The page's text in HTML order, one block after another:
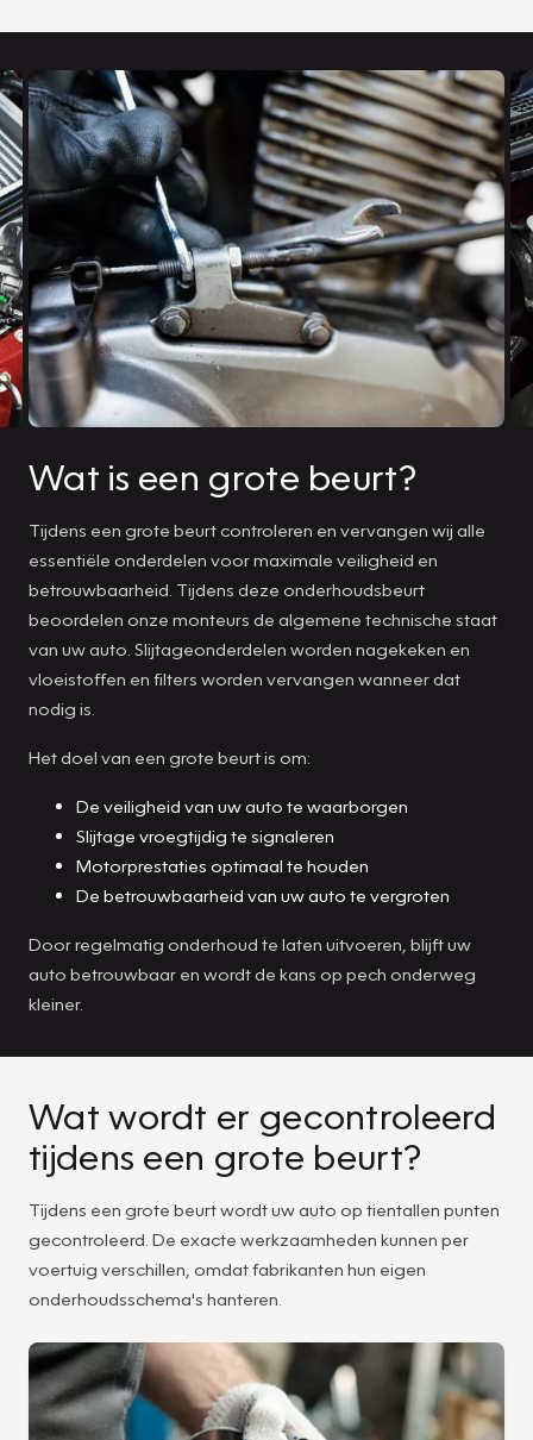
Wat is een grote beurt?
Tijdens een grote beurt controleren en vervangen wij alle
essentiële onderdelen voor maximale veiligheid en
betrouwbaarheid. Tijdens deze onderhoudsbeurt
beoordelen onze monteurs de algemene technische staat
van uw auto. Slijtageonderdelen worden nagekeken en
vloeistoffen en filters worden vervangen wanneer dat
nodig is.
Het doel van een grote beurt is om:
De veiligheid van uw auto te waarborgen
Slijtage vroegtijdig te signaleren
Motorprestaties optimaal te houden
De betrouwbaarheid van uw auto te vergroten
Door regelmatig onderhoud te laten uitvoeren, blijft uw
auto betrouwbaar en wordt de kans op pech onderweg
kleiner.
Wat wordt er gecontroleerd
tijdens een grote beurt?
Tijdens een grote beurt wordt uw auto op tientallen punten
gecontroleerd. De exacte werkzaamheden kunnen per
voertuig verschillen, omdat fabrikanten hun eigen
onderhoudsschema's hanteren.